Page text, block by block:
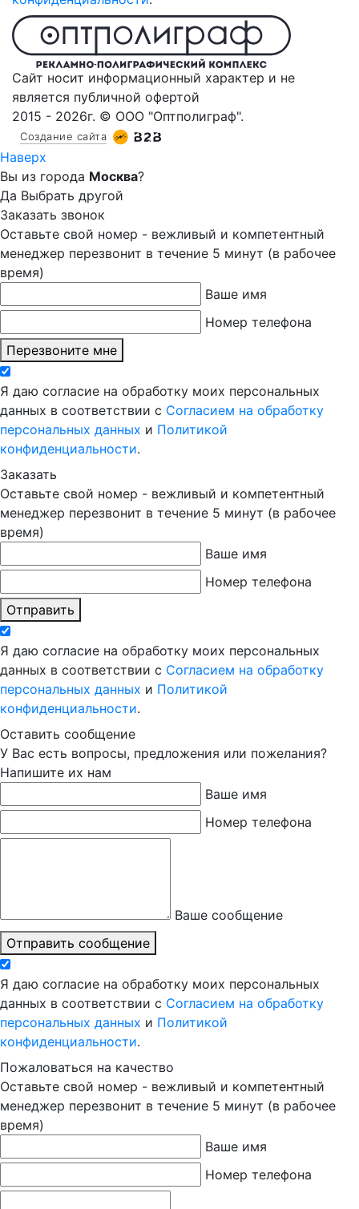
Сайт носит информационный характер и не
является публичной офертой
2015 - 2026г. © ООО "Оптполиграф".
Создание сайта
Наверх
Вы из города Москва?
Да Выбрать другой
Заказать звонок
Оставьте свой номер - вежливый и компетентный
менеджер перезвонит в течение 5 минут (в рабочее
время)
Ваше имя
Номер телефона
Перезвоните мне
Я даю согласие на обработку моих персональных
данных в соответствии с Согласием на обработку
персональных данных и Политикой
конфиденциальности.
Заказать
Оставьте свой номер - вежливый и компетентный
менеджер перезвонит в течение 5 минут (в рабочее
время)
Ваше имя
Номер телефона
Отправить
Я даю согласие на обработку моих персональных
данных в соответствии с Согласием на обработку
персональных данных и Политикой
конфиденциальности.
Оставить сообщение
У Вас есть вопросы, предложения или пожелания?
Напишите их нам
Ваше имя
Номер телефона
Ваше сообщение
Отправить сообщение
Я даю согласие на обработку моих персональных
данных в соответствии с Согласием на обработку
персональных данных и Политикой
конфиденциальности.
Пожаловаться на качество
Оставьте свой номер - вежливый и компетентный
менеджер перезвонит в течение 5 минут (в рабочее
время)
Ваше имя
Номер телефона